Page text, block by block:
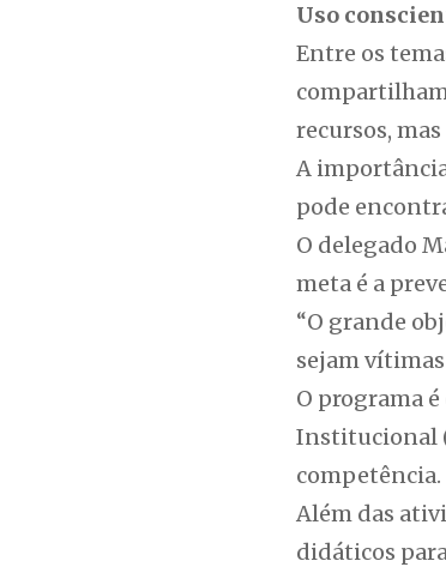
Uso
Entre os
recursos,
A
pode
O delegado
meta é a
“O grande
sejam
O programa
Institucional
competência.
Além das
didáticos